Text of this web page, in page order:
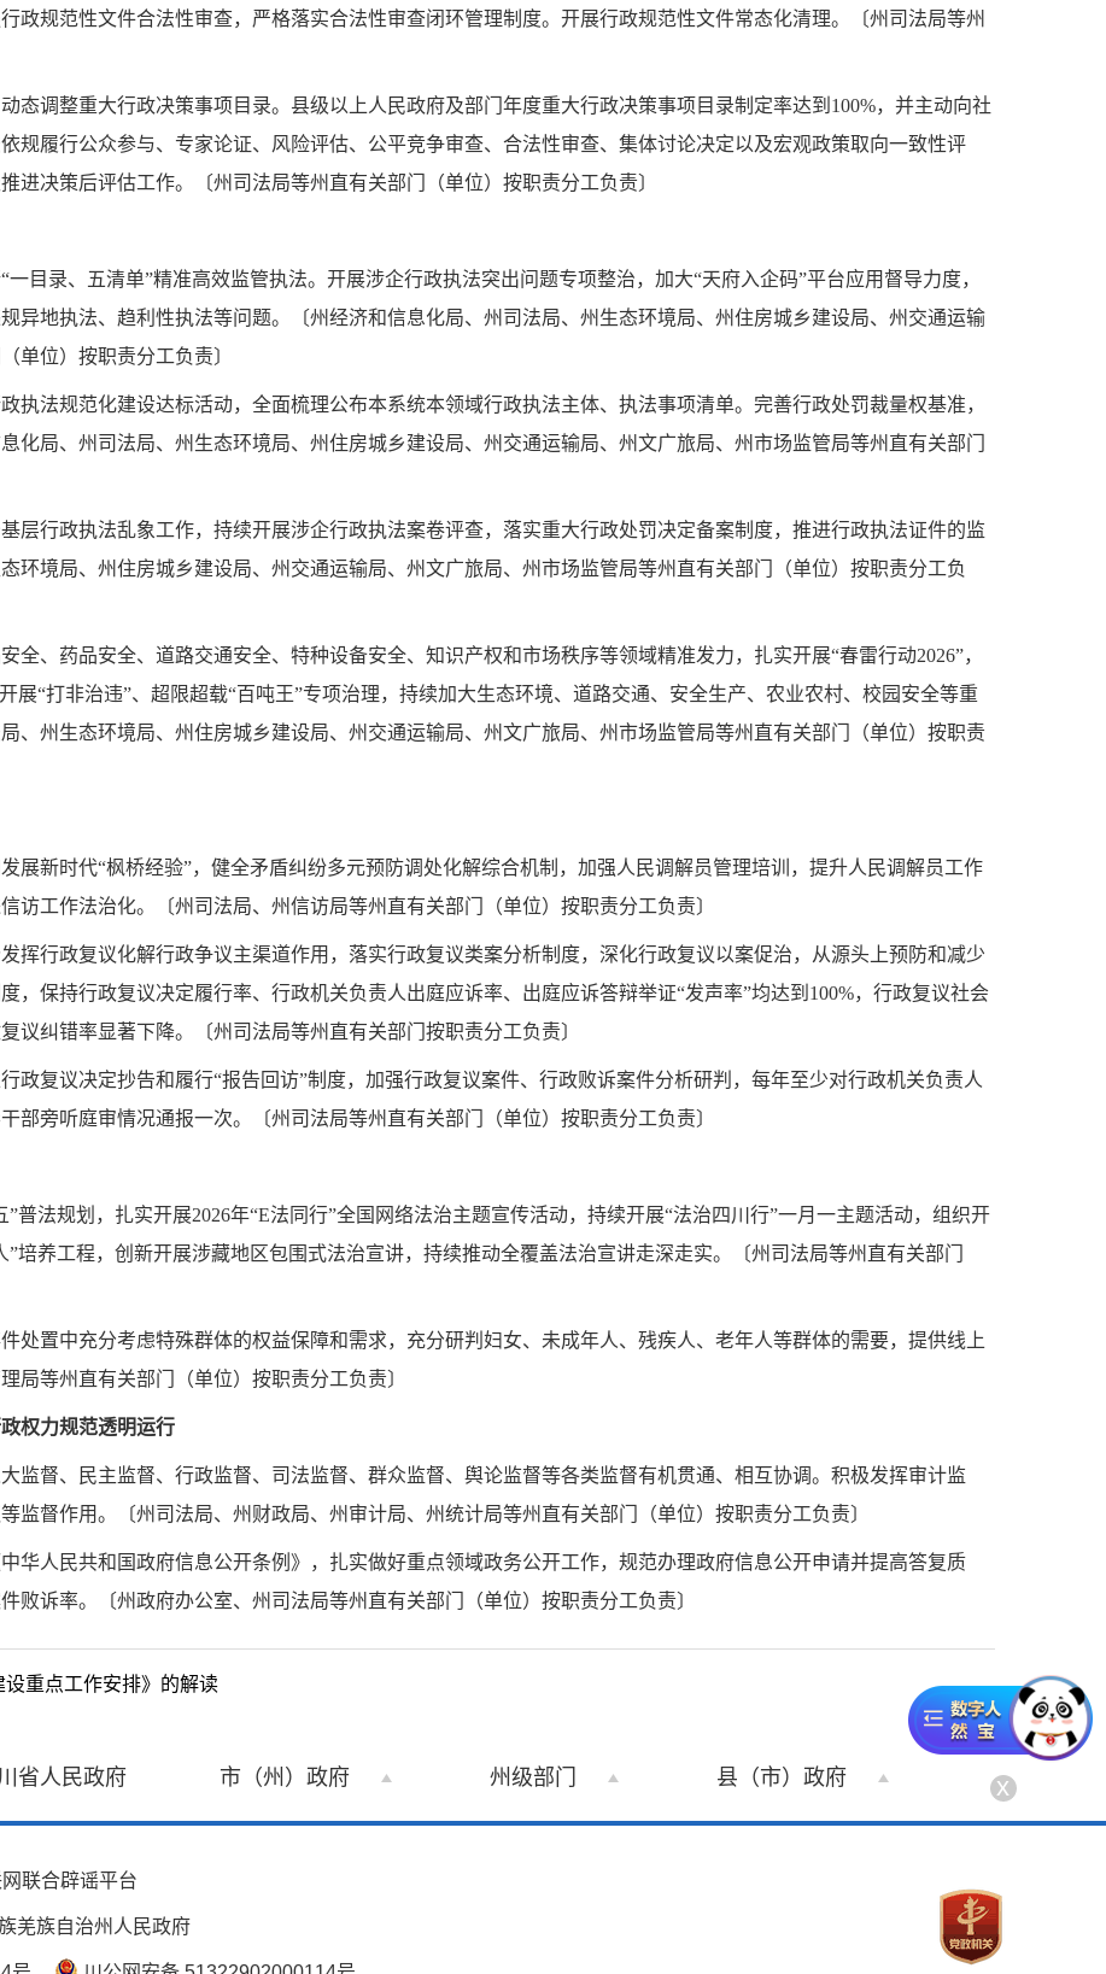
政规范性文件合法性审查，严格落实合法性审查闭环管理制度。开展行政规范性文件常态化清理。〔州司法局等州
态调整重大行政决策事项目录。县级以上人民政府及部门年度重大行政决策事项目录制定率达到100%，并主动向社
规履行公众参与、专家论证、风险评估、公平竞争审查、合法性审查、集体讨论决定以及宏观政策取向一致性评
进决策后评估工作。〔州司法局等州直有关部门（单位）按职责分工负责〕
一目录、五清单”精准高效监管执法。开展涉企行政执法突出问题专项整治，加大“天府入企码”平台应用督导力度，
异地执法、趋利性执法等问题。〔州经济和信息化局、州司法局、州生态环境局、州住房城乡建设局、州交通运输
单位）按职责分工负责〕
执法规范化建设达标活动，全面梳理公布本系统本领域行政执法主体、执法事项清单。完善行政处罚裁量权基准，
化局、州司法局、州生态环境局、州住房城乡建设局、州交通运输局、州文广旅局、州市场监管局等州直有关部门
层行政执法乱象工作，持续开展涉企行政执法案卷评查，落实重大行政处罚决定备案制度，推进行政执法证件的监
环境局、州住房城乡建设局、州交通运输局、州文广旅局、州市场监管局等州直有关部门（单位）按职责分工负
全、药品安全、道路交通安全、特种设备安全、知识产权和市场秩序等领域精准发力，扎实开展“春雷行动2026”，
展“打非治违”、超限超载“百吨王”专项治理，持续加大生态环境、道路交通、安全生产、农业农村、校园安全等重
、州生态环境局、州住房城乡建设局、州交通运输局、州文广旅局、州市场监管局等州直有关部门（单位）按职责
展新时代“枫桥经验”，健全矛盾纠纷多元预防调处化解综合机制，加强人民调解员管理培训，提升人民调解员工作
访工作法治化。〔州司法局、州信访局等州直有关部门（单位）按职责分工负责〕
挥行政复议化解行政争议主渠道作用，落实行政复议类案分析制度，深化行政复议以案促治，从源头上预防和减少
，保持行政复议决定履行率、行政机关负责人出庭应诉率、出庭应诉答辩举证“发声率”均达到100%，行政复议社会
议纠错率显著下降。〔州司法局等州直有关部门按职责分工负责〕
政复议决定抄告和履行“报告回访”制度，加强行政复议案件、行政败诉案件分析研判，每年至少对行政机关负责人
部旁听庭审情况通报一次。〔州司法局等州直有关部门（单位）按职责分工负责〕
”普法规划，扎实开展2026年“E法同行”全国网络法治主题宣传活动，持续开展“法治四川行”一月一主题活动，组织开
培养工程，创新开展涉藏地区包围式法治宣讲，持续推动全覆盖法治宣讲走深走实。〔州司法局等州直有关部门
处置中充分考虑特殊群体的权益保障和需求，充分研判妇女、未成年人、残疾人、老年人等群体的需要，提供线上
局等州直有关部门（单位）按职责分工负责〕
权力规范透明运行
监督、民主监督、行政监督、司法监督、群众监督、舆论监督等各类监督有机贯通、相互协调。积极发挥审计监
监督作用。〔州司法局、州财政局、州审计局、州统计局等州直有关部门（单位）按职责分工负责〕
华人民共和国政府信息公开条例》，扎实做好重点领域政务公开工作，规范办理政府信息公开申请并提高答复质
败诉率。〔州政府办公室、州司法局等州直有关部门（单位）按职责分工负责〕
重点工作安排》的解读
省人民政府 市（州）政府 州级部门 县（市）政府
联合辟谣平台
羌族自治州人民政府
x